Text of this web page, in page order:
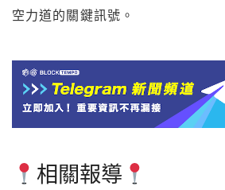
空力道的關鍵訊號。
相關報導